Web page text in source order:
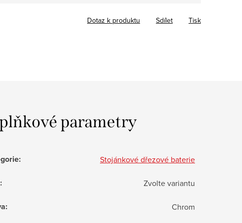
Tisk
Dotaz k produktu Sdílet
parametry
: Stojánkové dřezové baterie
: Zvolte variantu
: Chrom